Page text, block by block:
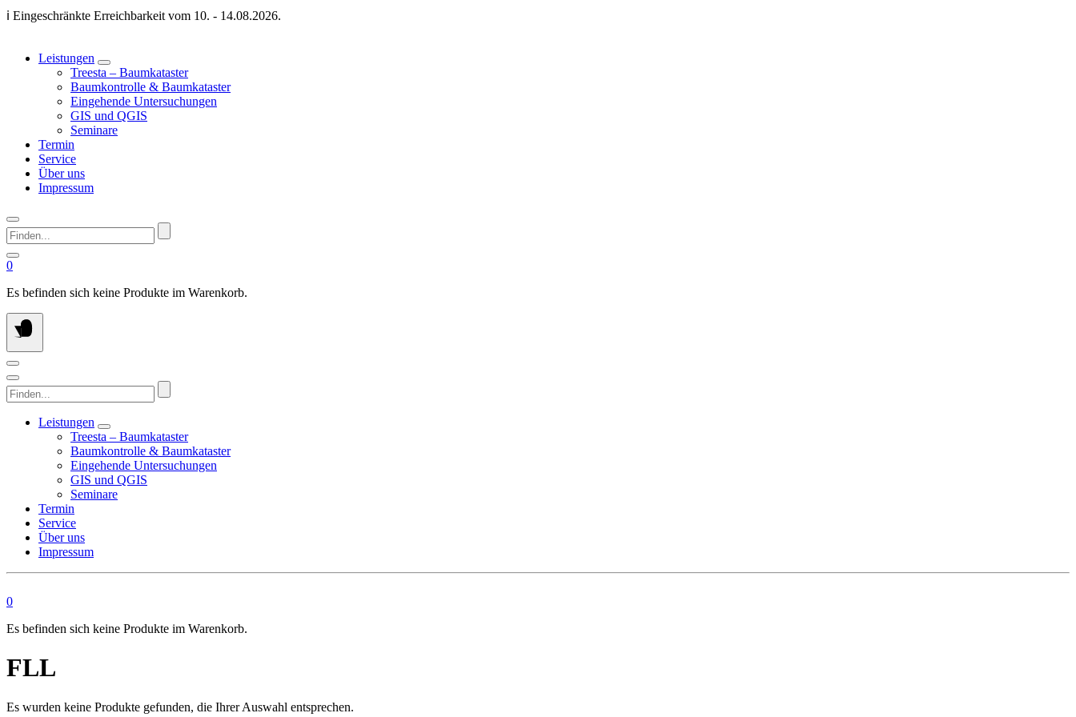
Springen
Inhalt
ℹ️ Eingeschränkte Erreichbarkeit vom 10. - 14.08.2026.
Leistungen
Treesta – Baumkataster
Baumkontrolle & Baumkataster
Eingehende Untersuchungen
GIS und QGIS
Seminare
Termin
Service
Über uns
Impressum
Finden...
0
Es befinden sich keine Produkte im Warenkorb.
Finden...
Leistungen
Treesta – Baumkataster
Baumkontrolle & Baumkataster
Eingehende Untersuchungen
GIS und QGIS
Seminare
Termin
Service
Über uns
Impressum
0
Es befinden sich keine Produkte im Warenkorb.
FLL
Es wurden keine Produkte gefunden, die Ihrer Auswahl entsprechen.